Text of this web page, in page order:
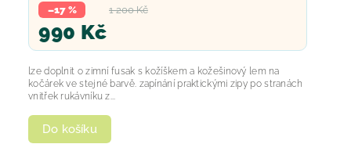
1 200 Kč
–17 %
990 Kč
Do košíku
lze doplnit o zimní fusak s kožíškem a kožešinový lem na
kočárek ve stejné barvě. zapínání praktickými zipy po stranách
vnitřek rukávníku z...